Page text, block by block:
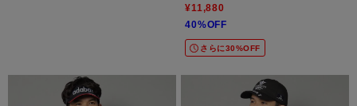
¥11,880
40%OFF
さらに30%OFF